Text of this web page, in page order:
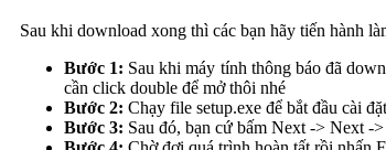
Sau khi download xong thì các bạn hãy tiến hành
Bước 1: Sau khi máy tính thông báo đã
cần click double để mở thôi nhé
Bước 2: Chạy file setup.exe để bắt đầu cài
Bước 3: Sau đó, bạn cứ bấm Next -> Next -